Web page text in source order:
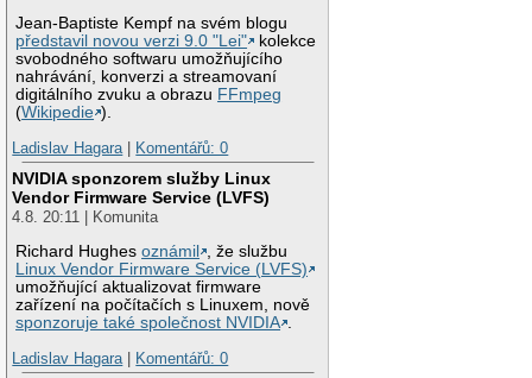
Jean-Baptiste Kempf na svém blogu
představil novou verzi 9.0 "Lei"
kolekce
svobodného softwaru umožňujícího
nahrávání, konverzi a streamovaní
digitálního zvuku a obrazu FFmpeg
(Wikipedie ).
Ladislav Hagara
Komentářů: 0
NVIDIA sponzorem služby Linux
Vendor Firmware Service (LVFS)
4.8. 20:11 | Komunita
Richard Hughesoznámil
, že službu
Linux Vendor Firmware Service (LVFS)
umožňující aktualizovat firmware
zařízení na počítačích s Linuxem, nově
sponzoruje také společnost NVIDIA .
Ladislav Hagara | Komentářů: 0